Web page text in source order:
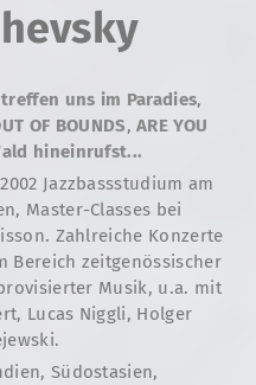
uns im Paradies,
OF BOUNDS,ARE YOU
hineinrufst...
Jazzbassstudium am
Master-Classes bei
Zahlreiche Konzerte
Bereich zeitgenössischer
Musik, u.a. mit
Lucas Niggli, Holger
Südostasien,